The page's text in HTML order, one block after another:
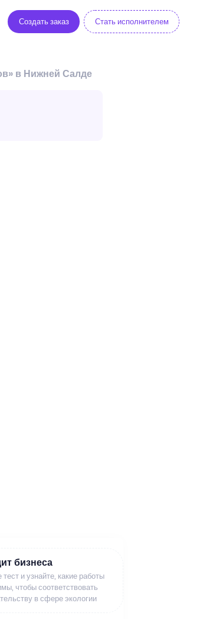
Создать заказ Стать исполнителем
в Нижней Салде
бизнеса
и узнайте, какие работы
чтобы соответствовать
в сфере экологии